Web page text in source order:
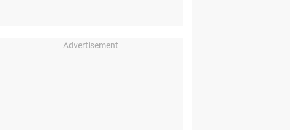
Advertisement